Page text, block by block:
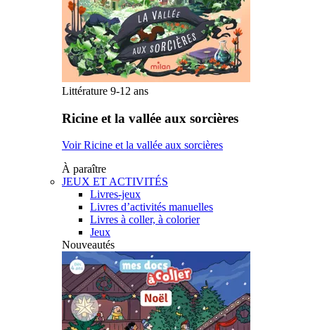
Littérature 9-12 ans
Ricine et la vallée aux sorcières
Voir Ricine et la vallée aux sorcières
À paraître
JEUX ET ACTIVITÉS
Livres-jeux
Livres d’activités manuelles
Livres à coller, à colorier
Jeux
Nouveautés